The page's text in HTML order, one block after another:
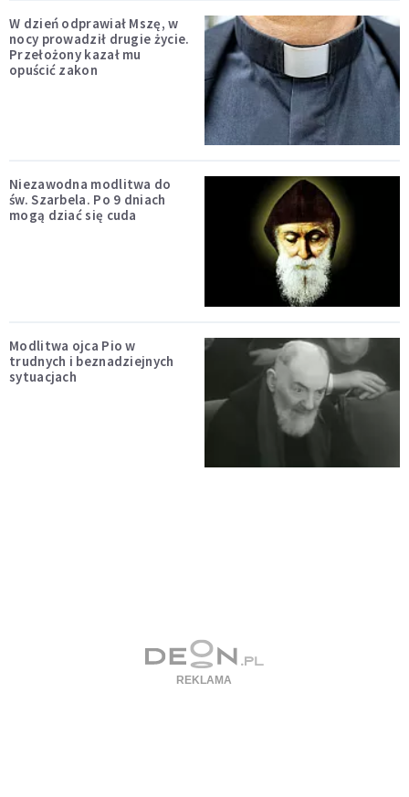
W dzień odprawiał Mszę, w
nocy prowadził drugie życie.
Przełożony kazał mu
opuścić zakon
Niezawodna modlitwa do
św. Szarbela. Po 9 dniach
mogą dziać się cuda
Modlitwa ojca Pio w
trudnych i beznadziejnych
sytuacjach